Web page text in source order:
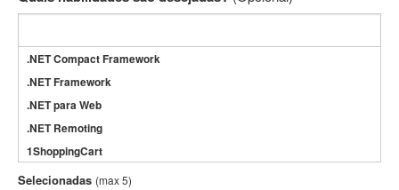
.NET Compact Framework
.NET Framework
.NET para Web
.NET Remoting
1ShoppingCart
3DS Max
Selecionadas (max 5)